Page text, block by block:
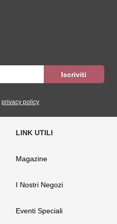
privacy policy
Magazine
I Nostri Negozi
Eventi Speciali